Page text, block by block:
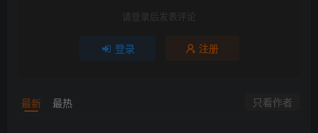
请登录后发表评论
登录 注册
最新 最热 只看作者